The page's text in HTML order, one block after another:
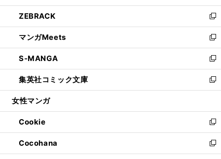
開
く
ウ
で
開
く
ン
ド
ウ
で
開
く
ウ
ィ
ン
ド
ウ
で
開
く
し
い
ウ
ィ
ン
ド
ウ
で
開
ZEBRACK
新
し
い
ウ
ィ
ン
ド
ウ
開
く
マンガMeets
新
し
い
ウ
ィ
ン
ウ
で
開
く
S-MANGA
新
し
い
ウ
ン
ド
ウ
で
開
集英社コミック文庫
新
し
ウ
ィ
ン
ド
ウ
女性マンガ
Cookie
新
し
い
ウ
Cocohana
新
し